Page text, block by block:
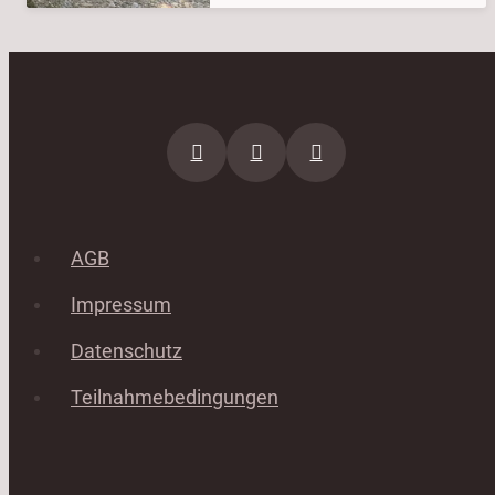
AGB
Impressum
Datenschutz
Teilnahmebedingungen